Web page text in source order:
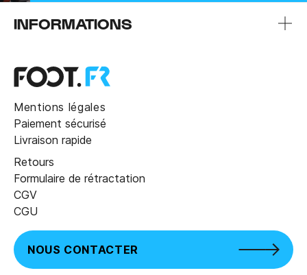
INFORMATIONS
Mentions légales
Paiement sécurisé
Livraison rapide
Retours
Formulaire de rétractation
CGV
CGU
NOUS CONTACTER